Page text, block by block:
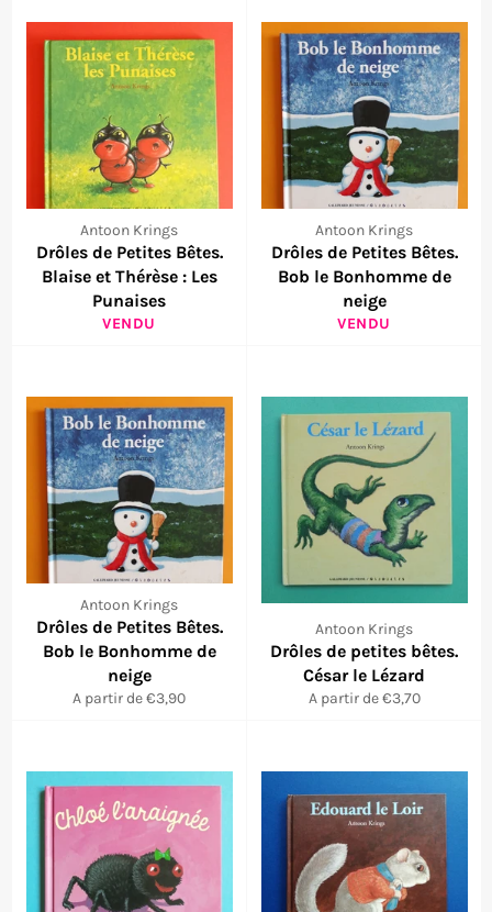
Antoon Krings
Drôles de Petites Bêtes.
Blaise et Thérèse : Les
Punaises
VENDU
Antoon Krings
Drôles de Petites Bêtes.
Bob le Bonhomme de
neige
VENDU
Antoon Krings
Drôles de Petites Bêtes.
Bob le Bonhomme de
neige
A partir de €3,90
Antoon Krings
Drôles de petites bêtes.
César le Lézard
A partir de €3,70